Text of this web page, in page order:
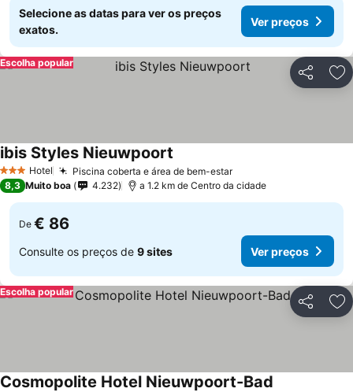
Selecione as datas para ver os preços
exatos.
Ver preços
Partilhar
Escolha popular
3 EstrelasHotel Piscina coberta e área de bem-estar
ibis Styles Nieuwpoort
8,3 Muito boa 4.232 a 1.2 km de Centro da cidade
De € 86
Consulte os preços de 9 sites Ver preços
Partilhar
Escolha popular
Cosmopolite Hotel Nieuwpoort-Bad